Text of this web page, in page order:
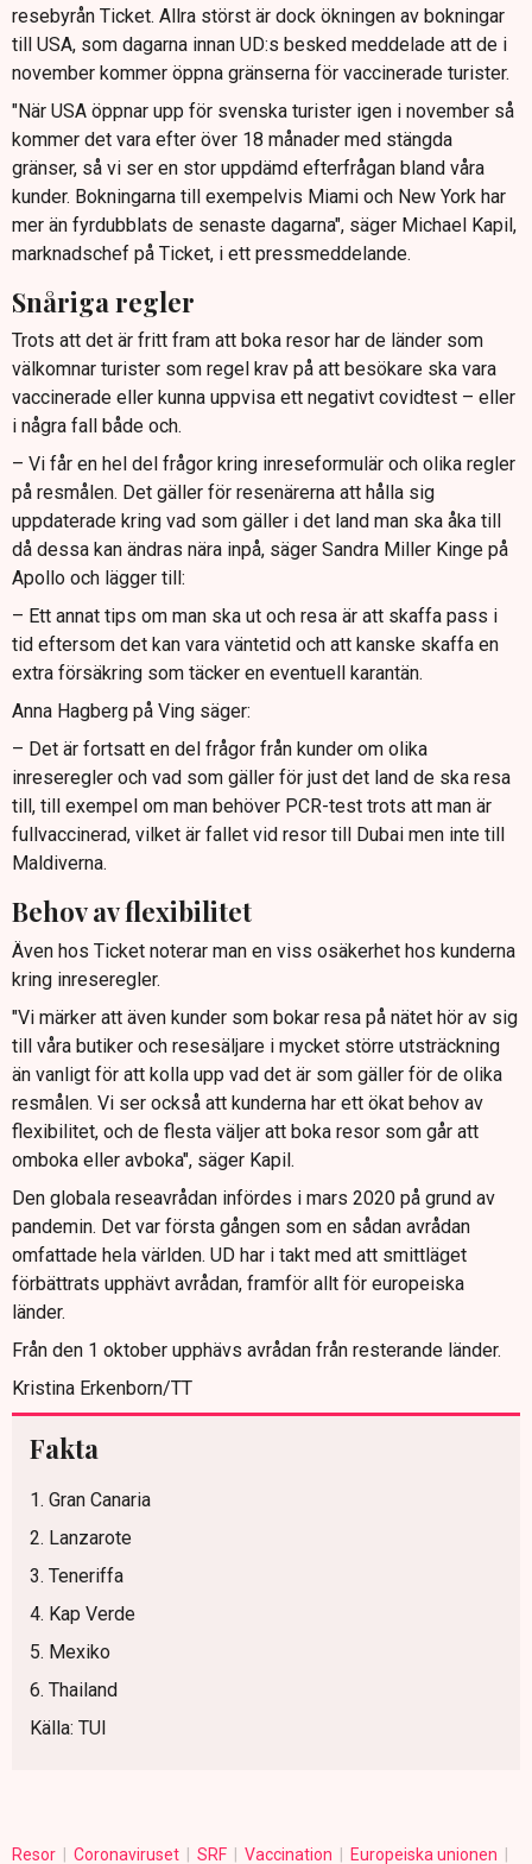
resebyrån Ticket. Allra störst är dock ökningen av bokningar
till USA, som dagarna innan UD:s besked meddelade att de i
november kommer öppna gränserna för vaccinerade turister.
"När USA öppnar upp för svenska turister igen i november så
kommer det vara efter över 18 månader med stängda
gränser, så vi ser en stor uppdämd efterfrågan bland våra
kunder. Bokningarna till exempelvis Miami och New York har
mer än fyrdubblats de senaste dagarna", säger Michael Kapil,
marknadschef på Ticket, i ett pressmeddelande.
Snåriga regler
Trots att det är fritt fram att boka resor har de länder som
välkomnar turister som regel krav på att besökare ska vara
vaccinerade eller kunna uppvisa ett negativt covidtest – eller
i några fall både och.
– Vi får en hel del frågor kring inreseformulär och olika regler
på resmålen. Det gäller för resenärerna att hålla sig
uppdaterade kring vad som gäller i det land man ska åka till
då dessa kan ändras nära inpå, säger Sandra Miller Kinge på
Apollo och lägger till:
– Ett annat tips om man ska ut och resa är att skaffa pass i
tid eftersom det kan vara väntetid och att kanske skaffa en
extra försäkring som täcker en eventuell karantän.
Anna Hagberg på Ving säger:
– Det är fortsatt en del frågor från kunder om olika
inreseregler och vad som gäller för just det land de ska resa
till, till exempel om man behöver PCR-test trots att man är
fullvaccinerad, vilket är fallet vid resor till Dubai men inte till
Maldiverna.
Behov av flexibilitet
Även hos Ticket noterar man en viss osäkerhet hos kunderna
kring inreseregler.
"Vi märker att även kunder som bokar resa på nätet hör av sig
till våra butiker och resesäljare i mycket större utsträckning
än vanligt för att kolla upp vad det är som gäller för de olika
resmålen. Vi ser också att kunderna har ett ökat behov av
flexibilitet, och de flesta väljer att boka resor som går att
omboka eller avboka", säger Kapil.
Den globala reseavrådan infördes i mars 2020 på grund av
pandemin. Det var första gången som en sådan avrådan
omfattade hela världen. UD har i takt med att smittläget
förbättrats upphävt avrådan, framför allt för europeiska
länder.
Från den 1 oktober upphävs avrådan från resterande länder.
Kristina Erkenborn/TT
Fakta
1. Gran Canaria
2. Lanzarote
3. Teneriffa
4. Kap Verde
5. Mexiko
6. Thailand
Källa: TUI
Resor Coronaviruset SRF Vaccination Europeiska unionen